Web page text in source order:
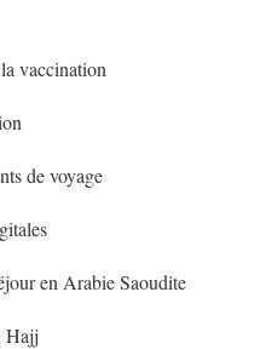
vaccination
de voyage
en Arabie Saoudite